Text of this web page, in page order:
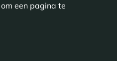
een pagina te